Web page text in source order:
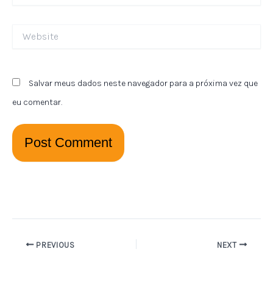
Salvar meus dados neste navegador para a próxima vez que
eu comentar.
PREVIOUS NEXT